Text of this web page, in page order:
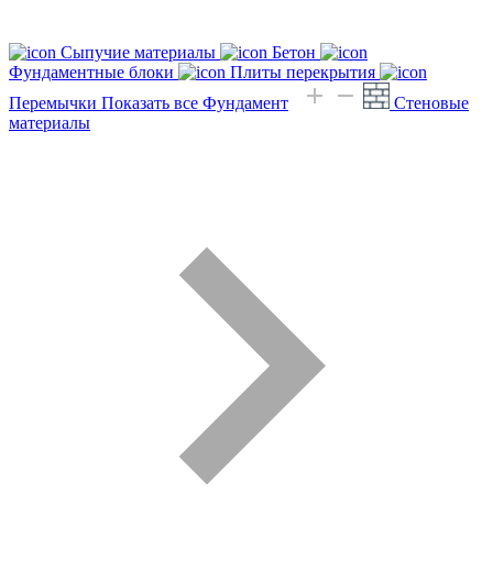
Сыпучие материалы
Бетон
Фундаментные блоки
Плиты перекрытия
Перемычки Показать все Фундамент
Стеновые
материалы